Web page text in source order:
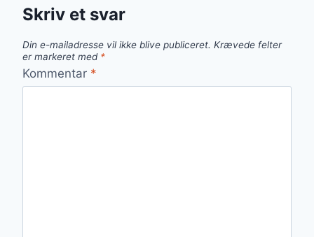
Skriv et svar
Din e-mailadresse vil ikke blive publiceret. Krævede felter
er markeret med *
Kommentar *